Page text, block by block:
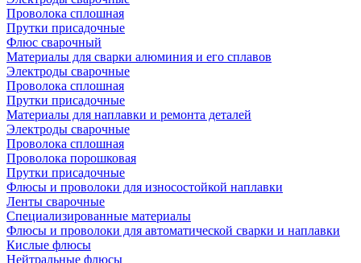
Проволока сплошная
Прутки присадочные
Флюс сварочный
Материалы для сварки алюминия и его сплавов
Электроды сварочные
Проволока сплошная
Прутки присадочные
Материалы для наплавки и ремонта деталей
Электроды сварочные
Проволока сплошная
Проволока порошковая
Прутки присадочные
Флюсы и проволоки для износостойкой наплавки
Ленты сварочные
Специализированные материалы
Флюсы и проволоки для автоматической сварки и наплавки
Кислые флюсы
Нейтральные флюсы